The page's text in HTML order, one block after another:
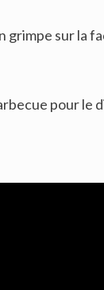
sur la
pour le